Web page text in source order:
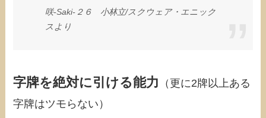
咲-Saki-２６ 小林立/スクウェア・エニック
スより
字牌を絶対に引ける能力
（更に2牌以上ある
字牌はツモらない）